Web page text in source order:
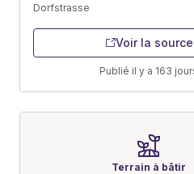
Dorfstrasse
Voir la source
Publié il y a 163
Terrain à bâtir